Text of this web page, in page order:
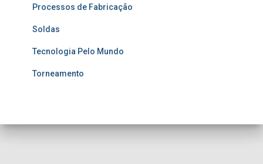
Processos de Fabricação
Soldas
Tecnologia Pelo Mundo
Torneamento